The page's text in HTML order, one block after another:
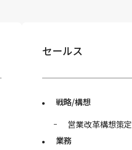
セールス
戦略/構想
営業改革構想策定
業務